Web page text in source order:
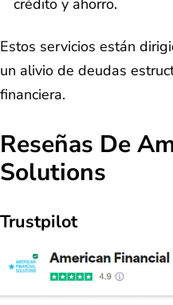
crédito y ahorro.
Estos servicios están
un alivio de deudas
financiera.
Reseñas De
Solutions
Trustpilot